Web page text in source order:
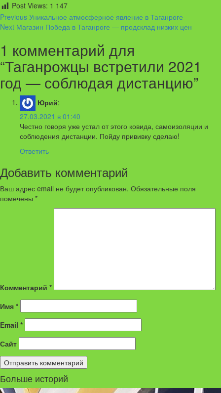
Post Views: 1 147
Continue
Reading
Previous Уникальное атмосферное явление в Таганроге
Next Магазин Победа в Таганроге — продсклад низких цен
1 комментарий для
“Таганрожцы встретили 2021
год — соблюдая дистанцию”
Юрий:
27.03.2021 в 01:40
Честно говоря уже устал от этого ковида, самоизоляции и
соблюдения дистанции. Пойду прививку сделаю!
Ответить
Добавить комментарий
Ваш адрес email не будет опубликован. Обязательные поля
помечены *
Комментарий *
Имя *
Email *
Сайт
Больше историй